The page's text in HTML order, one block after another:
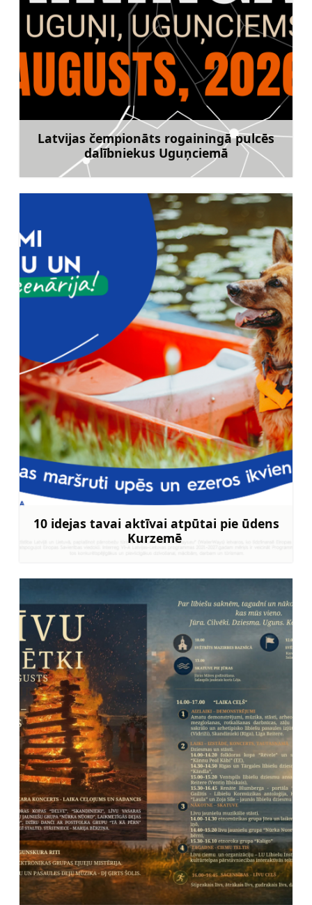
Latvijas čempionāts rogainingā pulcēs
dalībniekus Uguņciemā
Uzzināt vairāk
10 idejas tavai aktīvai atpūtai pie ūdens
Kurzemē